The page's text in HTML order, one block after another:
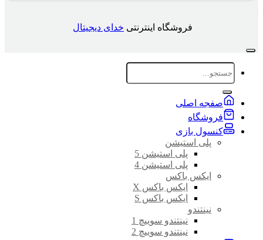
فروشگاه اینترنتی خدای دیجیتال
جستجو
برای:
صفجه اصلی
فروشگاه
کنسول بازی
پلی استیشن
پلی استیشن 5
پلی استیشن 4
ایکس باکس
ایکس باکس X
ایکس باکس S
نینتندو
نینتندو سوییچ 1
نینتندو سوییچ 2